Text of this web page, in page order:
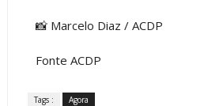
📸 Marcelo Diaz / ACDP
Fonte ACDP
Tags : Agora